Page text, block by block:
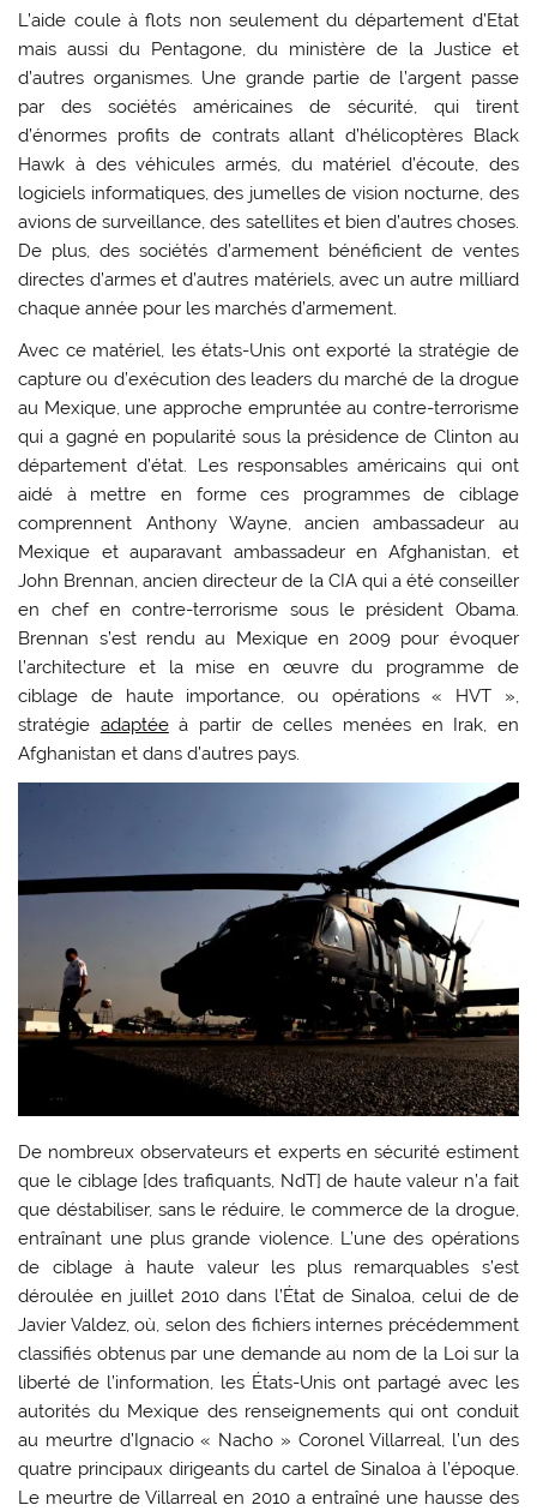
L’aide coule à flots non seulement du département d’Etat
mais aussi du Pentagone, du ministère de la Justice et
d’autres organismes. Une grande partie de l’argent passe
par des sociétés américaines de sécurité, qui tirent
d’énormes profits de contrats allant d’hélicoptères Black
Hawk à des véhicules armés, du matériel d’écoute, des
logiciels informatiques, des jumelles de vision nocturne, des
avions de surveillance, des satellites et bien d’autres choses.
De plus, des sociétés d’armement bénéficient de ventes
directes d’armes et d’autres matériels, avec un autre milliard
chaque année pour les marchés d’armement.
Avec ce matériel, les états-Unis ont exporté la stratégie de
capture ou d’exécution des leaders du marché de la drogue
au Mexique, une approche empruntée au contre-terrorisme
qui a gagné en popularité sous la présidence de Clinton au
département d’état. Les responsables américains qui ont
aidé à mettre en forme ces programmes de ciblage
comprennent Anthony Wayne, ancien ambassadeur au
Mexique et auparavant ambassadeur en Afghanistan, et
John Brennan, ancien directeur de la CIA qui a été conseiller
en chef en contre-terrorisme sous le président Obama.
Brennan s’est rendu au Mexique en 2009 pour évoquer
l’architecture et la mise en œuvre du programme de
ciblage de haute importance, ou opérations « HVT »,
stratégie adaptéeà partir de celles menées en Irak, en
Afghanistan et dans d’autres pays.
De nombreux observateurs et experts en sécurité estiment
que le ciblage [des trafiquants, NdT] de haute valeur n’a fait
que déstabiliser, sans le réduire, le commerce de la drogue,
entraînant une plus grande violence. L’une des opérations
de ciblage à haute valeur les plus remarquables s’est
déroulée en juillet 2010 dans l’État de Sinaloa, celui de de
Javier Valdez, où, selon des fichiers internes précédemment
classifiés obtenus par une demande au nom de la Loi sur la
liberté de l’information, les États-Unis ont partagé avec les
autorités du Mexique des renseignements qui ont conduit
au meurtre d’Ignacio « Nacho » Coronel Villarreal, l’un des
quatre principaux dirigeants du cartel de Sinaloa à l’époque.
Le meurtre de Villarreal en 2010 a entraîné une hausse des